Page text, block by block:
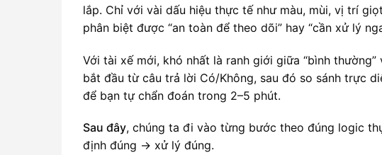
lắp. Chỉ với vài dấu hiệu thực tế như màu, mùi, vị trí
phân biệt được “an toàn để theo dõi” hay “cần xử lý
Với tài xế mới, khó nhất là ranh giới giữa “bình
bắt đầu từ câu trả lời Có/Không, sau đó so sánh trực
để bạn tự chẩn đoán trong 2–5 phút.
Sau đây, chúng ta đi vào từng bước theo đúng logic
định đúng → xử lý đúng.